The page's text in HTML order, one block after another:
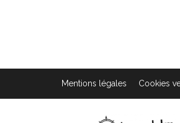
Mentions légales Cookies